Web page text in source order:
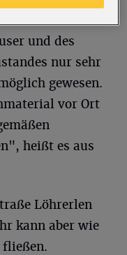
und des
nur sehr
gewesen.
vor Ort
heißt es aus
Löhrerlen
kann aber wie